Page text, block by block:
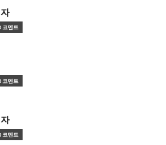
코멘트
코멘트
코멘트